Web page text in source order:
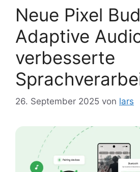
Neue Pixel
Adaptive
verbesserte
26. September 2025 von lars